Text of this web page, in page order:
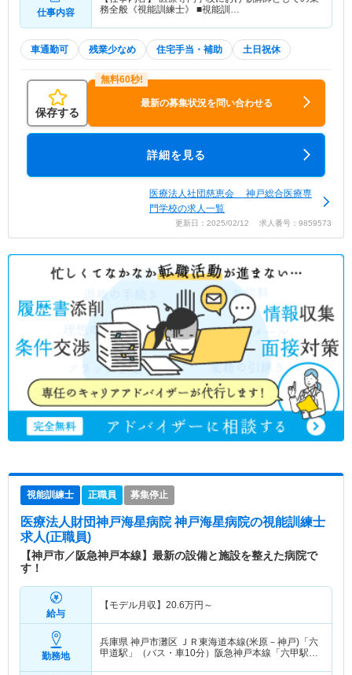
仕事内容
務全般《視能訓練士》 ■視能訓…
車通勤可 残業少なめ 住宅手当・補助 土日祝休
保存する
最新の募集状況を問い合わせる
詳細を見る
医療法人社団慈恵会 神戸総合医療専
門学校の求人一覧
更新日：2025/02/12 求人番号：9859573
視能訓練士 正職員 募集停止
医療法人財団神戸海星病院 神戸海星病院の視能訓練士
求人(正職員)
【神戸市／阪急神戸本線】最新の設備と施設を整えた病院で
す！
給与
【モデル月収】 20.6万円～
勤務地
兵庫県 神戸市灘区 ＪＲ東海道本線(米原－神戸)「六
甲道駅」（バス・車10分）阪急神戸本線「六甲駅」